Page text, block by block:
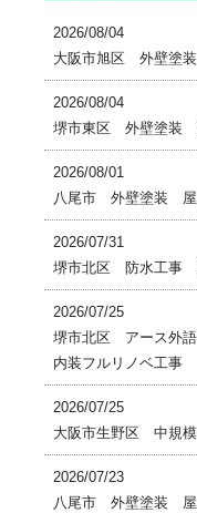
2026/08/04
大阪市旭区 外壁塗
2026/08/04
堺市東区 外壁塗装
2026/08/01
八尾市 外壁塗装 屋
2026/07/31
堺市北区 防水工事
2026/07/25
堺市北区 アース外
内装フルリノベ工事
2026/07/25
大阪市生野区 中規
2026/07/23
八尾市 外壁塗装 屋